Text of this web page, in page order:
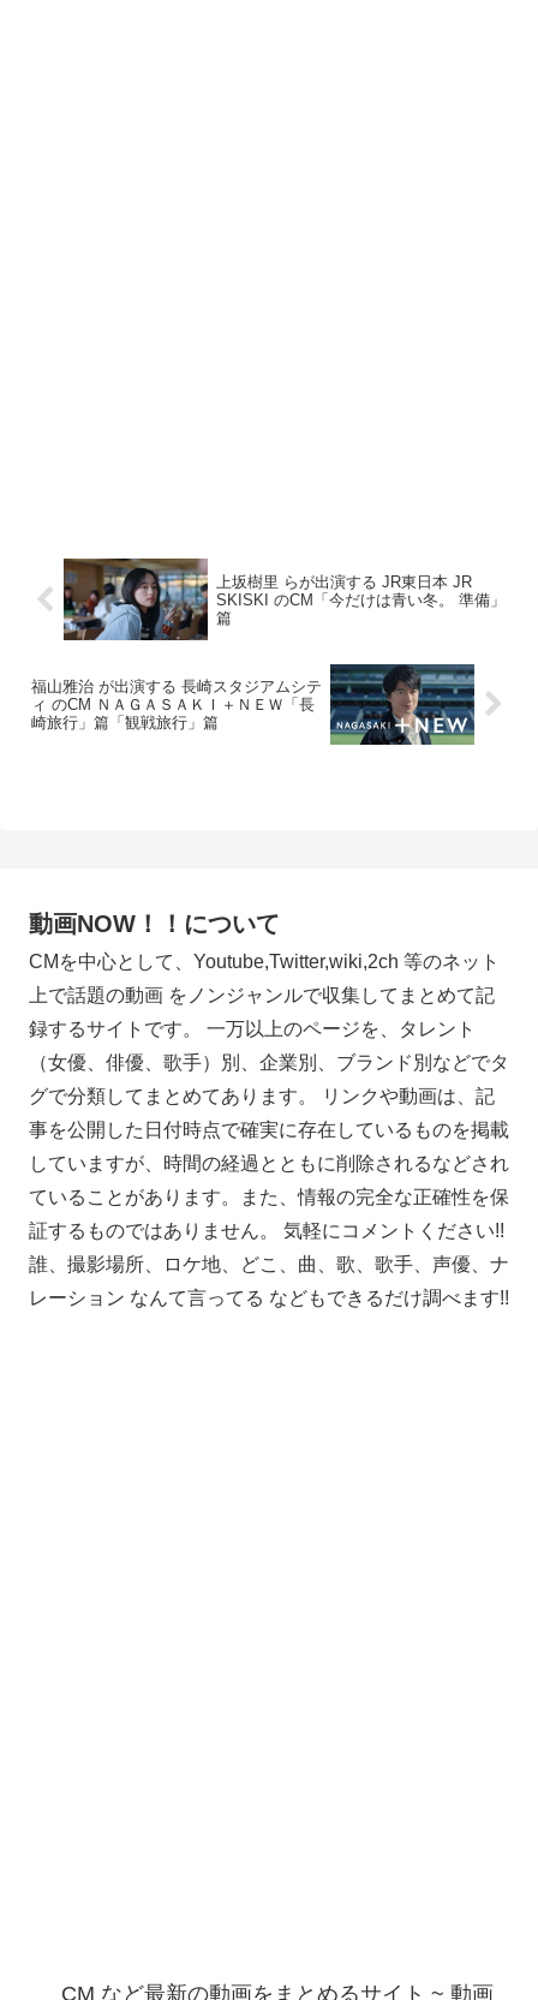
上坂樹里 らが出演する JR東日本 JR
SKISKI のCM「今だけは青い冬。 準備」
篇
福山雅治 が出演する 長崎スタジアムシテ
ィ のCM ＮＡＧＡＳＡＫＩ＋ＮＥＷ「長
崎旅行」篇「観戦旅行」篇
動画NOW！！について
CMを中心として、Youtube,Twitter,wiki,2ch 等のネット
上で話題の動画 をノンジャンルで収集してまとめて記
録するサイトです。 一万以上のページを、タレント
（女優、俳優、歌手）別、企業別、ブランド別などでタ
グで分類してまとめてあります。 リンクや動画は、記
事を公開した日付時点で確実に存在しているものを掲載
していますが、時間の経過とともに削除されるなどされ
ていることがあります。また、情報の完全な正確性を保
証するものではありません。 気軽にコメントください!!
誰、撮影場所、ロケ地、どこ、曲、歌、歌手、声優、ナ
レーション なんて言ってる などもできるだけ調べます!!
CM など最新の動画をまとめるサイト ~ 動画